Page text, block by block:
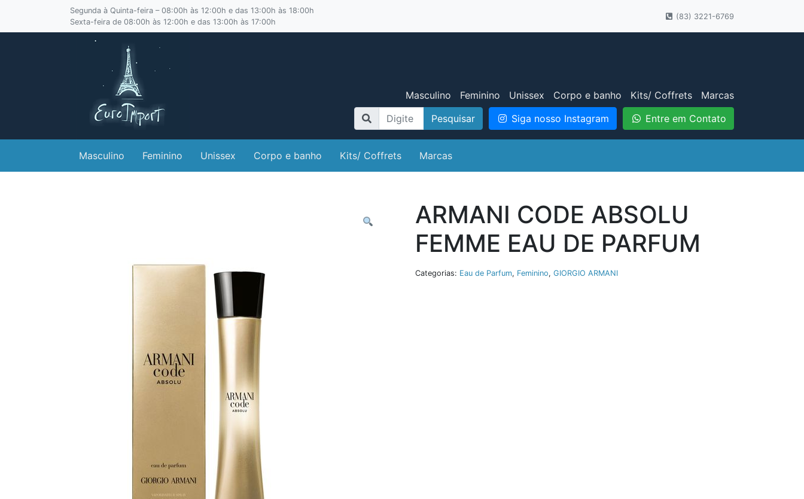
Segunda à Quinta-feira – 08:00h às 12:00h e das 13:00h às 18:00h
Sexta-feira de 08:00h às 12:00h e das 13:00h às 17:00h
(83) 3221-6769
Masculino Feminino Unissex Corpo e banho Kits/ Coffrets
Marcas
Pesquisar
Siga nosso Instagram Entre em Contato
Masculino Feminino Unissex Corpo e banho Kits/ Coffrets Marcas
ARMANI CODE ABSOLU
FEMME EAU DE PARFUM
Categorias: Eau de Parfum, Feminino,GIORGIO ARMANI